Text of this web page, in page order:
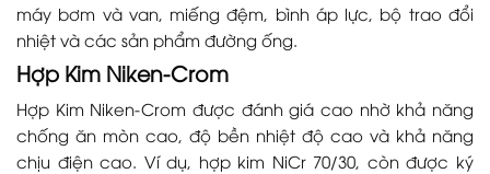
máy bơm và van, miếng đệm, bình áp lực, bộ trao đổi
nhiệt và các sản phẩm đường ống.
Hợp Kim Niken-Crom
Hợp Kim Niken-Crom được đánh giá cao nhờ khả năng
chống ăn mòn cao, độ bền nhiệt độ cao và khả năng
chịu điện cao. Ví dụ, hợp kim NiCr 70/30, còn được ký